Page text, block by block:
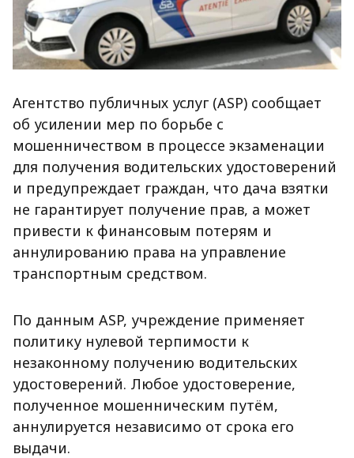
Агентство публичных услуг (ASP) сообщает
об усилении мер по борьбе с
мошенничеством в процессе экзаменации
для получения водительских удостоверений
и предупреждает граждан, что дача взятки
не гарантирует получение прав, а может
привести к финансовым потерям и
аннулированию права на управление
транспортным средством.
По данным ASP, учреждение применяет
политику нулевой терпимости к
незаконному получению водительских
удостоверений. Любое удостоверение,
полученное мошенническим путём,
аннулируется независимо от срока его
выдачи.